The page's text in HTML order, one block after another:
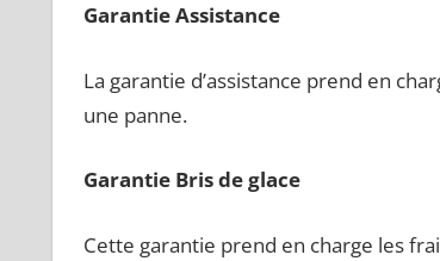
Garantie Assistance
La garantie d’assistance prend en
une panne.
Garantie Bris de glace
Cette garantie prend en charge les